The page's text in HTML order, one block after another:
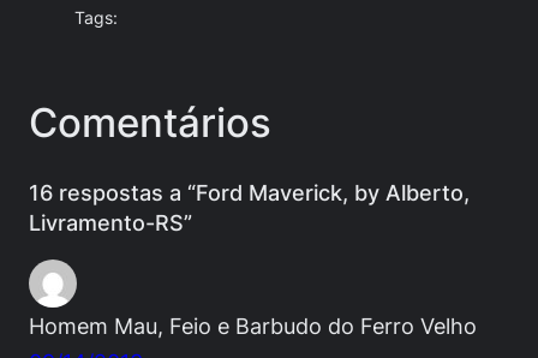
Tags:
Comentários
16 respostas a “Ford Maverick, by Alberto,
Livramento-RS”
Homem Mau, Feio e Barbudo do Ferro Velho